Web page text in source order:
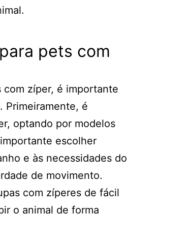
pets com
com zíper, é importante
Primeiramente, é
optando por modelos
escolher
e às necessidades do
de movimento.
com zíperes de fácil
o animal de forma